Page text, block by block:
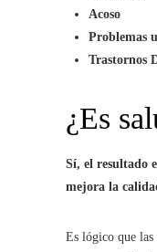
Acoso
Problemas
Trastornos
¿Es
Sí, el resultado
mejora la
Es lógico que